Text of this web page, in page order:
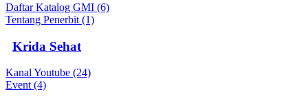
Daftar Katalog GMI (6)
Tentang Penerbit (1)
Krida Sehat
Kanal Youtube (24)
Event (4)